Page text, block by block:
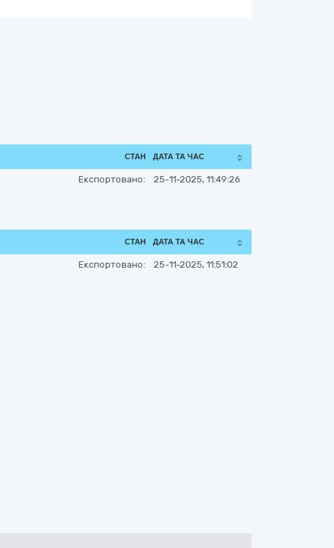
СТАН ДАТА ТА ЧАС
Експортовано: 25-11-2025, 11:49:26
СТАН ДАТА ТА ЧАС
Експортовано: 25-11-2025, 11:51:02